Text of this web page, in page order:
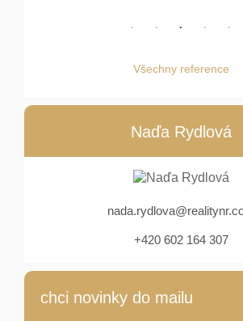
Všechny reference
Naďa Rydlová
+420 602 164 307
chci novinky do mailu